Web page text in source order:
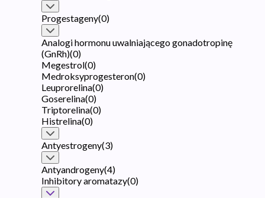
Progestageny(0)
Analogi hormonu uwalniającego gonadotropinę
(GnRh)(0)
Megestrol(0)
Medroksyprogesteron(0)
Leuprorelina(0)
Goserelina(0)
Triptorelina(0)
Histrelina(0)
Antyestrogeny(3)
Antyandrogeny(4)
Inhibitory aromatazy(0)